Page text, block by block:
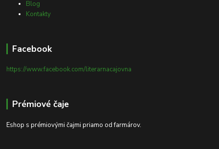
Blog
Kontakty
Facebook
https://www.facebook.com/literarnacajovna
Prémiové čaje
Eshop s prémiovými čajmi priamo od farmárov.